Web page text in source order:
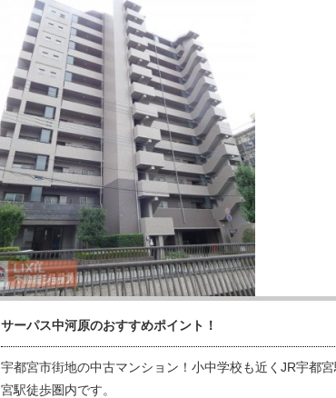
サーパス中河原のおすすめポイント！
宇都宮市街地の中古マンション！小中学校も近くJR宇都
宮駅徒歩圏内です。